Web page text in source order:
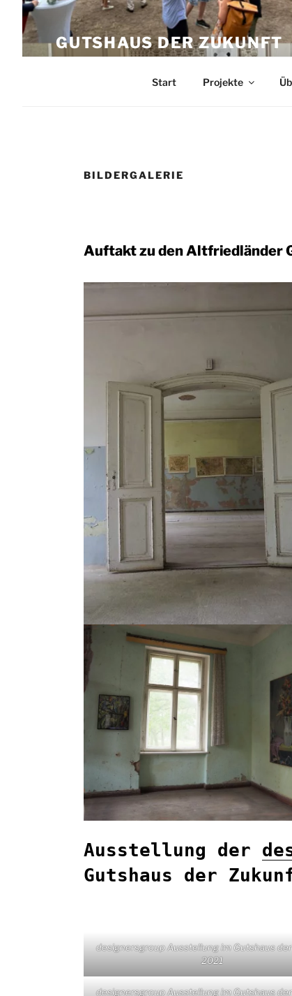
Zum
Inhalt
springenGUTSHAUS DER ZUKUNFT
Start Projekte
BILDERGALERIE
Auftakt zu den Altfriedländer
Ausstellung der
Gutshaus der
designersgroup Ausstellung im Gutshaus
2021
designersgroup Ausstellung im Gutshaus